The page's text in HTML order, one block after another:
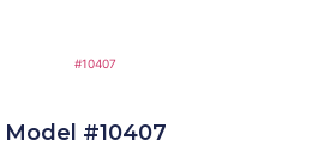
Model #10407